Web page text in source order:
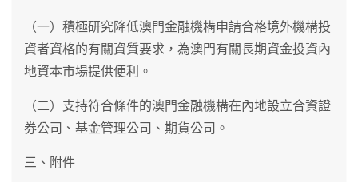
（一）積極研究降低澳門金融機構申請合格境外機構投
資者資格的有關資質要求，為澳門有關長期資金投資內
地資本市場提供便利。
（二）支持符合條件的澳門金融機構在內地設立合資證
券公司、基金管理公司、期貨公司。
三、附件